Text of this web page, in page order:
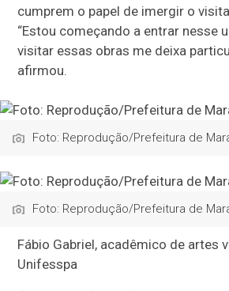
cumprem o papel de imergir o
“Estou começando a entrar nesse
visitar essas obras me deixa
afirmou.
Foto: Reprodução/Prefeitura de
Foto: Reprodução/Prefeitura de
Fábio Gabriel, acadêmico de artes
Unifesspa